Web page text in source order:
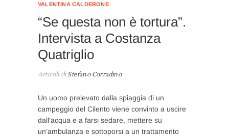
VALENTINA CALDERONE
“Se questa non è tortura”.
Intervista a Costanza
Quatriglio
Articoli diStefano Corradino
Un uomo prelevato dalla spiaggia di un
campeggio del Cilento viene convinto a uscire
dall’acqua e a farsi sedare, mettere su
un’ambulanza e sottoporsi a un trattamento